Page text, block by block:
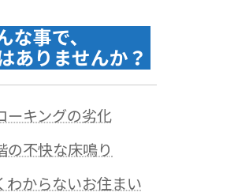
ーキングの劣化
の不快な床鳴り
わからないお住まい